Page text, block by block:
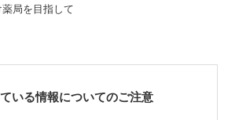
局を目指して
いる情報についてのご注意